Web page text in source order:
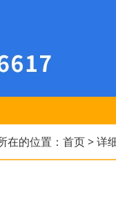
在的位置： 首页> 详